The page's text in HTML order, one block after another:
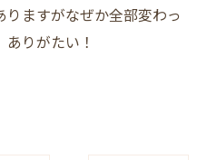
ますがなぜか全部変わっ
りがたい！